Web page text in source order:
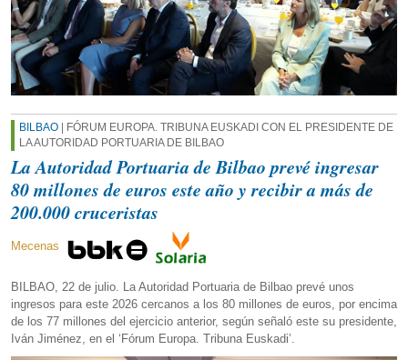
BILBAO | FÓRUM EUROPA. TRIBUNA EUSKADI CON EL PRESIDENTE DE
LA AUTORIDAD PORTUARIA DE BILBAO
La Autoridad Portuaria de Bilbao prevé ingresar
80 millones de euros este año y recibir a más de
200.000 cruceristas
Mecenas
BILBAO, 22 de julio. La Autoridad Portuaria de Bilbao prevé unos
ingresos para este 2026 cercanos a los 80 millones de euros, por encima
de los 77 millones del ejercicio anterior, según señaló este su presidente,
Iván Jiménez, en el ‘Fórum Europa. Tribuna Euskadi’.